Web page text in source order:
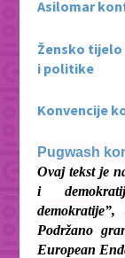
Asilomar
Žensko tijelo
i politike
Konvencije
Pugwash
Ovaj tekst je
i
Podržano
European